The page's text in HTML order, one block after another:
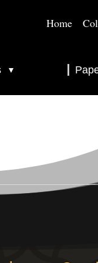
Home
▼